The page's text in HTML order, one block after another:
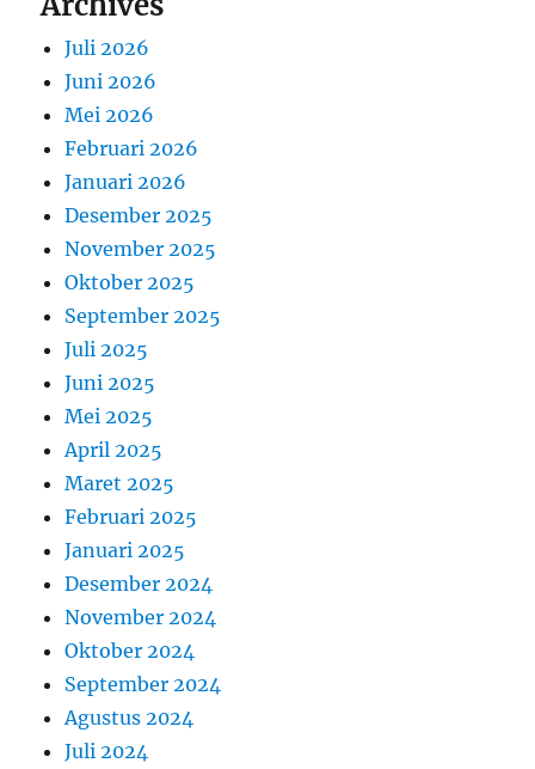
Juli 2026
Juni 2026
Mei 2026
Februari 2026
Januari 2026
Desember 2025
November 2025
Oktober 2025
September 2025
Juli 2025
Juni 2025
Mei 2025
April 2025
Maret 2025
Februari 2025
Januari 2025
Desember 2024
November 2024
Oktober 2024
September 2024
Agustus 2024
Juli 2024